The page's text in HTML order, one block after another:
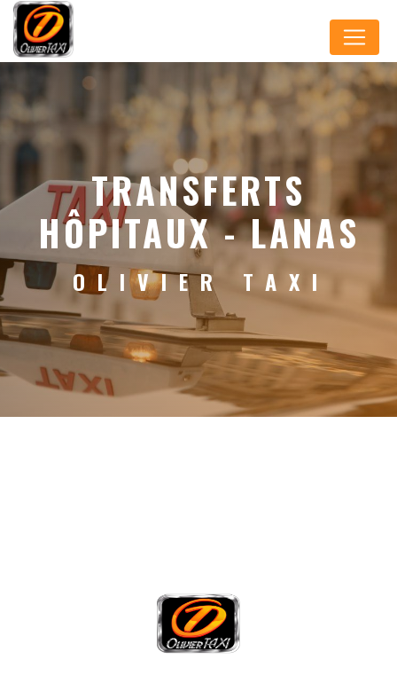
TRANSFERTS
HÔPITAUX - LANAS
OLIVIER TAXI
Panneau de gestion des cookies